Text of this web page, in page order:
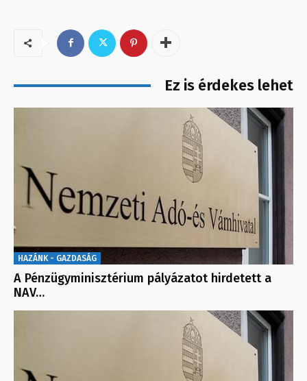
Ez is érdekes lehet
HAZÁNK - GAZDASÁG
A Pénzügyminisztérium pályázatot hirdetett a
NAV…